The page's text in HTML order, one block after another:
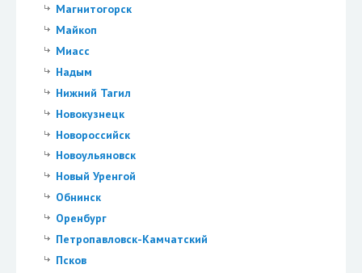
Магнитогорск
Майкоп
Миасс
Надым
Нижний Тагил
Новокузнецк
Новороссийск
Новоульяновск
Новый Уренгой
Обнинск
Оренбург
Петропавловск-Камчатский
Псков